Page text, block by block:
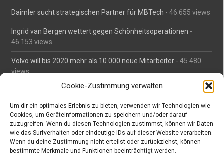
Cookie-Zustimmung verwalten
Um dir ein optimales Erlebnis zu bieten, verwenden wir Technologien wie
Cookies, um Geräteinformationen zu speichern und/oder darauf
zuzugreifen. Wenn du diesen Technologien zustimmst, können wir Daten
wie das Surfverhalten oder eindeutige IDs auf dieser Website verarbeiten.
Wenn du deine Zustimmung nicht erteilst oder zurückziehst, können
bestimmte Merkmale und Funktionen beeinträchtigt werden.
Daimler sucht strategischen Partner für MBTech - 46.655 views
Ingrid van Bergen wettert gegen Schönheitsoperationen -
46.153 views
Volvo will bis 2020 mehr als 10.000 neue Mitarbeiter - 45.480
views
Mäßiges Interesse an Daimlers MBtech- 44.709 views
O-Ton: Wer muss Schaden für abgedriftete Silvesterraketen
zahlen? - 42.364 views
Kollegengespräch: Urteile zum Grillen- 42.055 views